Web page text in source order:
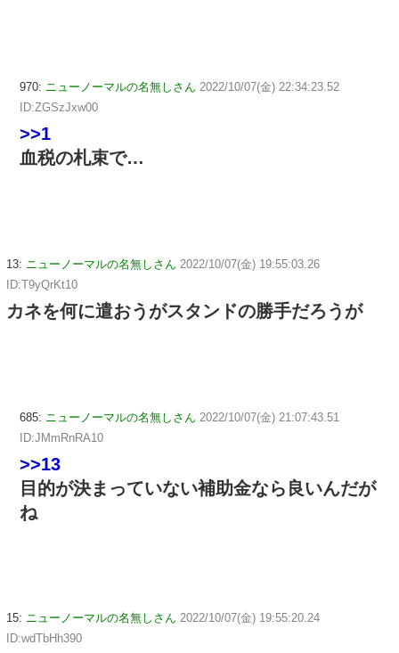
970: ニューノーマルの名無しさん 2022/10/07(金) 22:34:23.52
ID:ZGSzJxw00
>>1
血税の札束で…
13: ニューノーマルの名無しさん 2022/10/07(金) 19:55:03.26
ID:T9yQrKt10
カネを何に遣おうがスタンドの勝手だろうが
685: ニューノーマルの名無しさん 2022/10/07(金) 21:07:43.51
ID:JMmRnRA10
>>13
目的が決まっていない補助金なら良いんだが
ね
15: ニューノーマルの名無しさん 2022/10/07(金) 19:55:20.24
ID:wdTbHh390